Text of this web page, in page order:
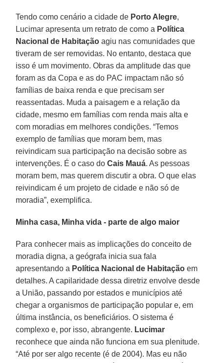
Tendo como cenário a cidade de Porto Alegre,
Lucimar apresenta um retrato de como a Política
Nacional de Habitação agiu nas comunidades que
tiveram de ser removidas. No entanto, destaca que
isso é um movimento. Obras da amplitude das que
foram as da Copa e as do PAC impactam não só
famílias de baixa renda e que precisam ser
reassentadas. Muda a paisagem e a relação da
cidade, mesmo em famílias com renda mais alta e
com moradias em melhores condições. “Temos
exemplo de famílias que moram bem, mas
reivindicam sua participação na decisão sobre as
intervenções. É o caso doCais Mauá. As pessoas
moram bem, mas querem discutir a obra. O que elas
reivindicam é um projeto de cidade e não só de
moradia”, exemplifica.
Minha casa, Minha vida - parte de algo maior
Para conhecer mais as implicações do conceito de
moradia digna, a geógrafa inicia sua fala
apresentando a Política Nacional de Habitação em
detalhes. A capilaridade dessa diretriz envolve desde
a União, passando por estados e municípios até
chegar a organismos de participação popular e, em
última instância, os beneficiários. O sistema é
complexo e, por isso, abrangente. Lucimar
reconhece que ainda não funciona em sua plenitude.
“Até por ser algo recente (é de 2004). Mas eu não